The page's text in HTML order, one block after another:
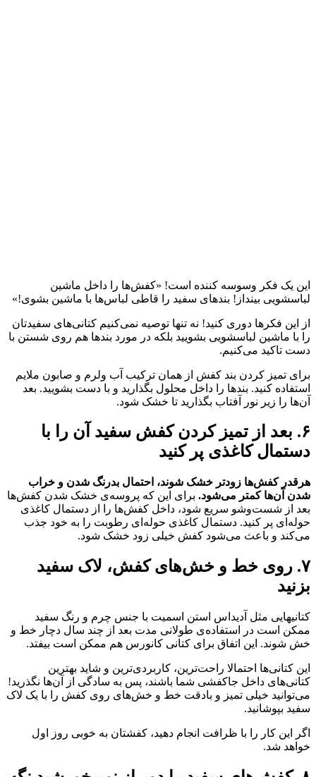
این یک فکر وسوسه کننده است! «کفش‌ها را داخل ماشین
لباسشویی بینداز! بندهای سفید را قاطی لباس‌ها با ماشین بشوی!»
از این فکرها دوری کنید! نه تنها توصیه نمی‌کنیم کتانی‌های سفیدتان
را با ماشین لباسشویی بشویید بلکه در مورد بندها هم روی شستن با
دست تاکید می‌کنیم.
برای تمیز کردن بند کفش از همان ترکیب آب ولرم و صابون ملایم
استفاده کنید. بندها را داخل محلول بگذارید و با دست بشویید. بعد
آن‌ها را زیر نور آفتاب بگذارید تا خشک شود.
۶. بعد از تمیز کردن کفش سفید آن را با
دستمال کاغذی پر کنید
هرقدر کفش‌ها زودتر خشک شوند، احتمال بدرنگ شدن و خراب
شدن آن‌ها کمتر می‌شود. برای این که پروسه‌ی خشک شدن کفش‌ها
بعد از شست‌وشو سریع شود، داخل کفش‌ها را از دستمال کاغذی
حوله‌ای پر کنید. دستمال کاغذی حوله‌ای رطوبت را به خود جذب
می‌کند و باعث می‌شود کفش خیلی زود خشک شود.
۷. روی خط و خش‌های کفش، لاک سفید
بزنید
کتانی‎هایی مثل آدیداس استن اسمیت با جنس چرم و رنگ سفید
ممکن است در استفاده‌ی طولانی مدت بعد از چند سال دچار خط و
خش شوند. این اتفاق برای کتانی کانورس هم ممکن است بیفتد.
این کتانی‌ها احتمالا راحت‌ترین، کاربردی‌ترین و شاید بهترین
کتانی‌های داخل جاکفشی شما باشند، پس به سادگی از آن‌ها نگذرید!
می‌توانید خیلی تمیز و بادقت خط و خش‌های روی کفش را با یک لاک
سفید بپوشانید.
اگر این کار را با ظرافت انجام دهید، کفشتان به خوبی روز اول
خواهد شد.